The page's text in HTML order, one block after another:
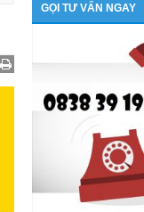
GỌI TƯ VẤN NGAY